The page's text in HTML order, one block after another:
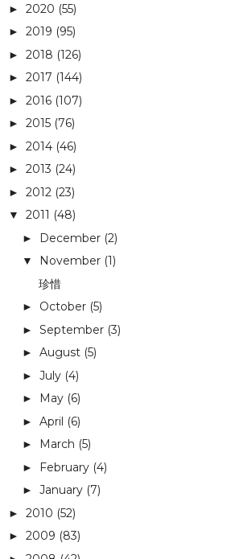
► 2020 (55)
► 2019 (95)
► 2018 (126)
► 2017 (144)
► 2016 (107)
► 2015 (76)
► 2014 (46)
► 2013 (24)
► 2012 (23)
▼ 2011 (48)
► December (2)
▼ November (1)
珍惜
► October (5)
► September (3)
► August (5)
► July (4)
► May (6)
► April (6)
► March (5)
► February (4)
► January (7)
► 2010 (52)
► 2009 (83)